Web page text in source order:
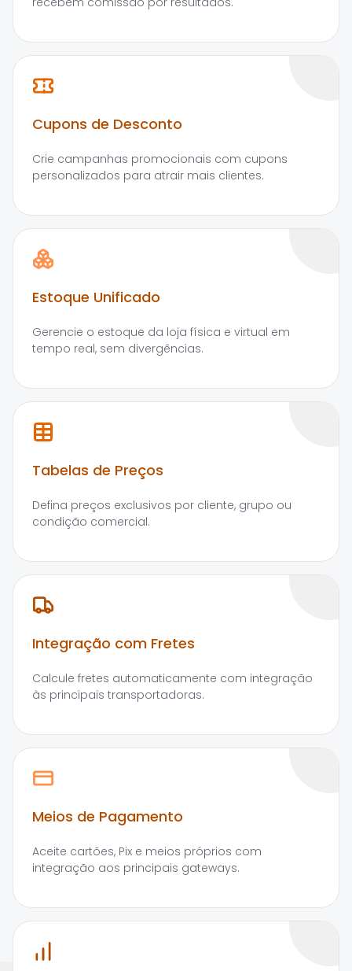
Cupons de Desconto
Crie campanhas promocionais com cupons
personalizados para atrair mais clientes.
Estoque Unificado
Gerencie o estoque da loja física e virtual em
tempo real, sem divergências.
Tabelas de Preços
Defina preços exclusivos por cliente, grupo ou
condição comercial.
Integração com Fretes
Calcule fretes automaticamente com integração
às principais transportadoras.
Meios de Pagamento
Aceite cartões, Pix e meios próprios com
integração aos principais gateways.